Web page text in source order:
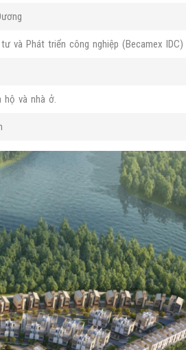
và Phát triển công nghiệp (Becamex IDC)
hộ và nhà ở.